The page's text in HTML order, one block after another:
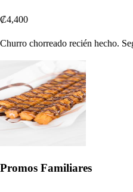
₡4,400
Churro chorreado recién hecho.
Promos Familiares